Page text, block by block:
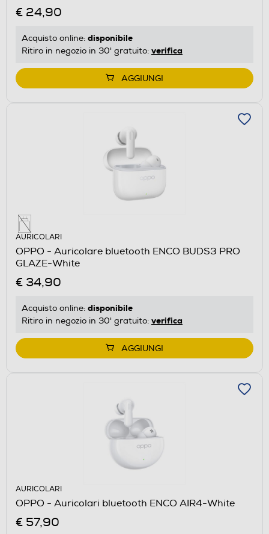
€ 24,90
Acquisto online: disponibile
Ritiro in negozio in 30' gratuito: verifica
AGGIUNGI
AURICOLARI
OPPO - Auricolare bluetooth ENCO BUDS3 PRO
GLAZE-White
€ 34,90
Acquisto online: disponibile
Ritiro in negozio in 30' gratuito: verifica
AGGIUNGI
AURICOLARI
OPPO - Auricolari bluetooth ENCO AIR4-White
€ 57,90